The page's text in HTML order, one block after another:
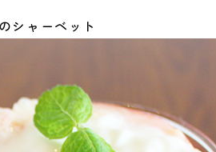
シャーベット